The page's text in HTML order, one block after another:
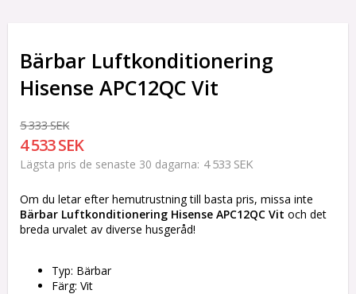
Bärbar Luftkonditionering
Hisense APC12QC Vit
5 333 SEK
4 533 SEK
Lägsta pris de senaste 30 dagarna 4 533 SEK
Om du letar efter hemutrustning till basta pris, missa inte
Bärbar Luftkonditionering Hisense APC12QC Vit och det
breda urvalet av diverse husgeråd!
Typ: Bärbar
Färg: Vit